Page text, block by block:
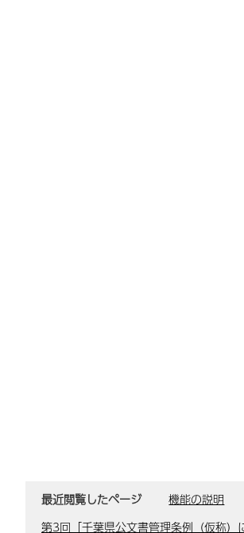
最近閲覧したページ
機能の説明
第3回「千葉県公文書管理条例（仮称）